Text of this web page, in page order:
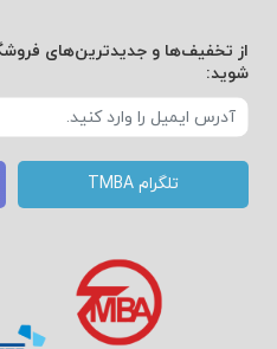
از تخفیف‌ها و جدیدترین‌های
شوید:
تلگرام TMBA